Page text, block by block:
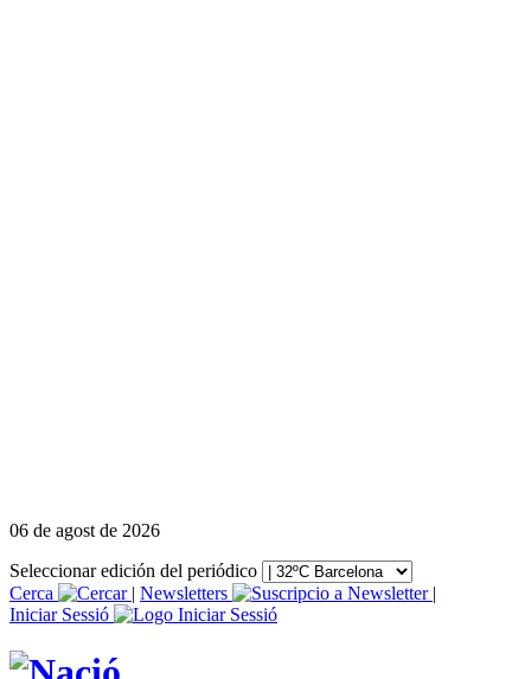
06 de agost de 2026
Seleccionar edición del periódico
Cerca
| Newsletters
|
Iniciar Sessió